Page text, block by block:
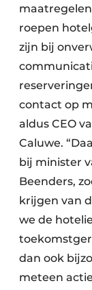
roepen
zijn bij
contact op
aldus CEO
Caluwe.
bij minister
Beenders,
krijgen van
we de
dan ook
meteen